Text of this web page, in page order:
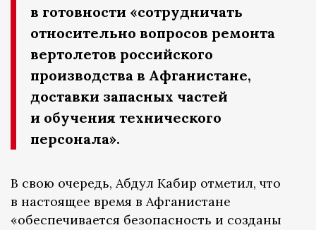
в готовности «сотрудничать
относительно вопросов ремонта
вертолетов российского
производства в Афганистане,
доставки запасных частей
и обучения технического
персонала».
В свою очередь, Абдул Кабир отметил, что
в настоящее время в Афганистане
«обеспечивается безопасность и созданы